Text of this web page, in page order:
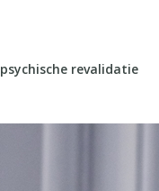
psychische revalidatie